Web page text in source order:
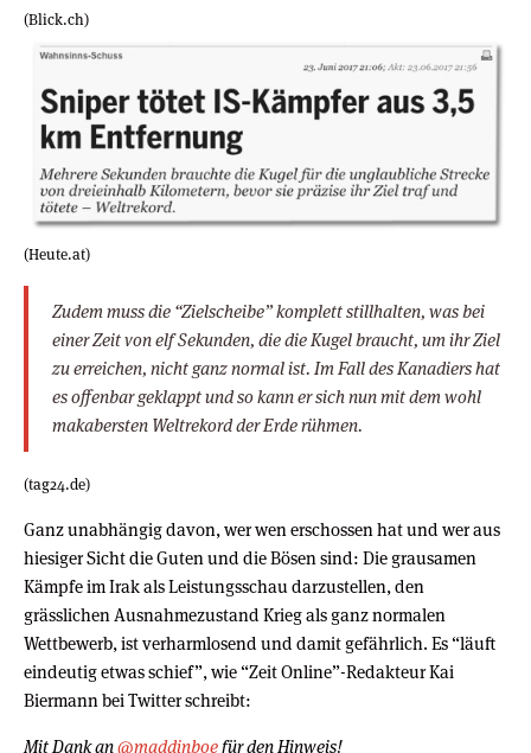
(Blick.ch)
(Heute.at)
Zudem muss die “Zielscheibe” komplett stillhalten, was bei
einer Zeit von elf Sekunden, die die Kugel braucht, um ihr Ziel
zu erreichen, nicht ganz normal ist. Im Fall des Kanadiers hat
es offenbar geklappt und so kann er sich nun mit dem wohl
makabersten Weltrekord der Erde rühmen.
(tag24.de)
Ganz unabhängig davon, wer wen erschossen hat und wer aus
hiesiger Sicht die Guten und die Bösen sind: Die grausamen
Kämpfe im Irak als Leistungsschau darzustellen, den
grässlichen Ausnahmezustand Krieg als ganz normalen
Wettbewerb, ist verharmlosend und damit gefährlich. Es “läuft
eindeutig etwas schief”, wie “Zeit Online”-Redakteur Kai
Biermann bei Twitter schreibt:
Mit Dank an@maddinboefür den Hinweis!